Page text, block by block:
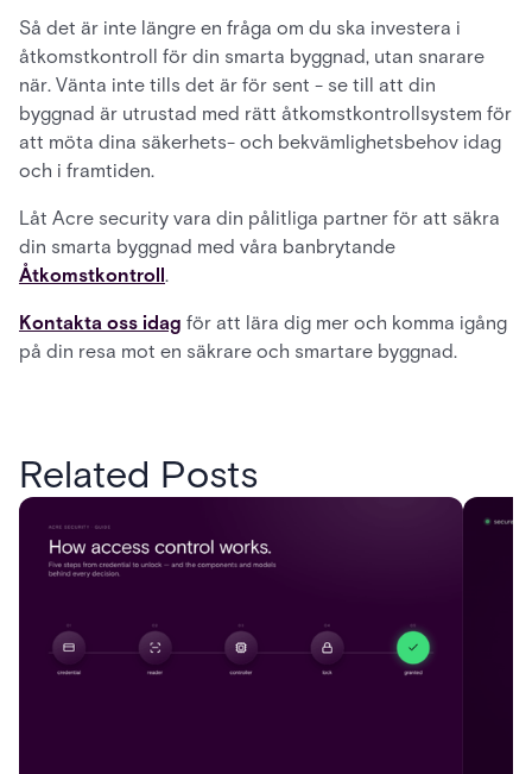
Så det är inte längre en fråga om du ska investera i
åtkomstkontroll för din smarta byggnad, utan snarare
när. Vänta inte tills det är för sent - se till att din
byggnad är utrustad med rätt åtkomstkontrollsystem för
att möta dina säkerhets- och bekvämlighetsbehov idag
och i framtiden.
Låt Acre security vara din pålitliga partner för att säkra
din smarta byggnad med våra banbrytande
Åtkomstkontroll.
Kontakta oss idag för att lära dig mer och komma igång
på din resa mot en säkrare och smartare byggnad.
Related Posts